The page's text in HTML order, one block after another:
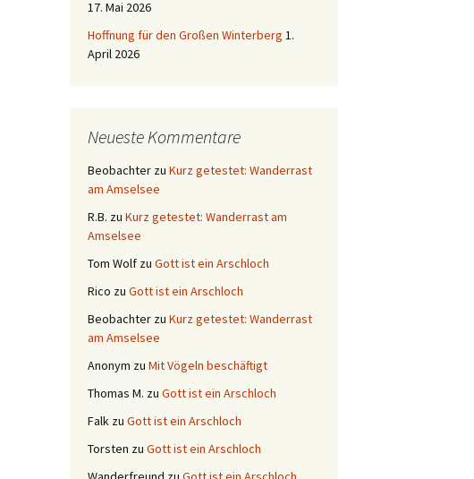
17. Mai 2026
Hoffnung für den Großen Winterberg 1.
April 2026
Neueste Kommentare
Beobachter zu Kurz getestet: Wanderrast
am Amselsee
R.B. zu Kurz getestet: Wanderrast am
Amselsee
Tom Wolf zu Gott ist ein Arschloch
Rico zu Gott ist ein Arschloch
Beobachter zu Kurz getestet: Wanderrast
am Amselsee
Anonym zu Mit Vögeln beschäftigt
Thomas M. zu Gott ist ein Arschloch
Falk zu Gott ist ein Arschloch
Torsten zu Gott ist ein Arschloch